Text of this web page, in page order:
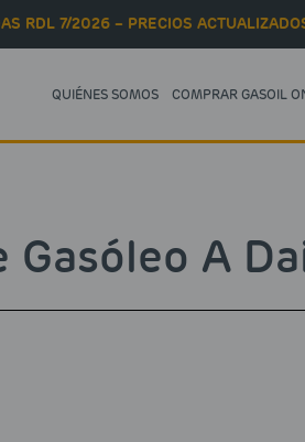
RDL 7/2026 – PRECIOS
QUIÉNES SOMOS COMPRAR GASOIL
Gasóleo A